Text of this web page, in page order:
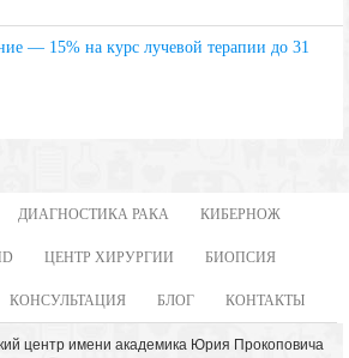
— 15% на курс лучевой терапии до 31
ДИАГНОСТИКА РАКА КИБЕРНОЖ
ЦЕНТР ХИРУРГИИ БИОПСИЯ
КОНСУЛЬТАЦИЯ БЛОГ КОНТАКТЫ
центр имени академика Юрия Прокоповича